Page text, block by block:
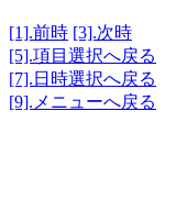
[1].前時 [3].次時
[5].項目選択へ戻る
[7].日時選択へ戻る
[9].メニューへ戻る